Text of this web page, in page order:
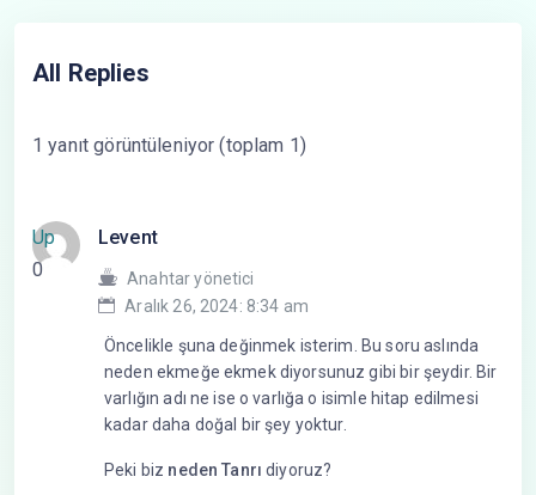
All Replies
1 yanıt görüntüleniyor (toplam 1)
Levent
Anahtar yönetici
Aralık 26, 2024: 8:34 am
Up
0
Öncelikle şuna değinmek isterim. Bu soru aslında
neden ekmeğe ekmek diyorsunuz gibi bir şeydir. Bir
varlığın adı ne ise o varlığa o isimle hitap edilmesi
kadar daha doğal bir şey yoktur.
Peki biz neden Tanrı diyoruz?